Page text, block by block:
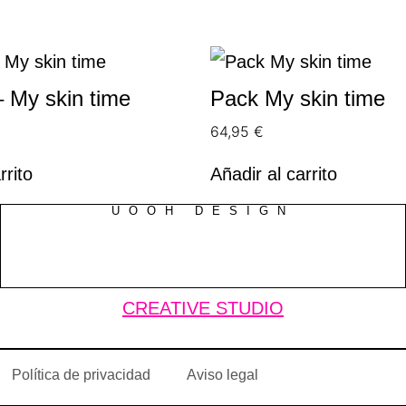
My skin time Pack My skin time
64,95 €
Añadir al carrito
UOOH DESIGN
CREATIVE STUDIO
Política de privacidad Aviso legal